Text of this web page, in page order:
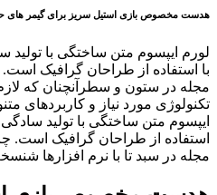
هدست مخصوص بازی استیل سریز برای گیمر های
لورم ایپسوم متن ساختگی با
با استفاده از طراحان گرافیک است.
مجله در ستون و سطرآنچنان که
تکنولوژی مورد نیاز و کاربردهای
ایپسوم متن ساختگی با تولید
استفاده از طراحان گرافیک است.
مجله در سبد تا با نرم افزارها